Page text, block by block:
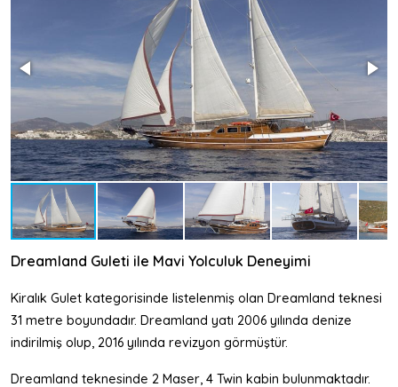
Dreamland Guleti ile Mavi Yolculuk Deneyimi
Kiralık Gulet kategorisinde listelenmiş olan Dreamland teknesi
31 metre boyundadır. Dreamland yatı 2006 yılında denize
indirilmiş olup, 2016 yılında revizyon görmüştür.
Dreamland teknesinde 2 Maser, 4 Twin kabin bulunmaktadır.